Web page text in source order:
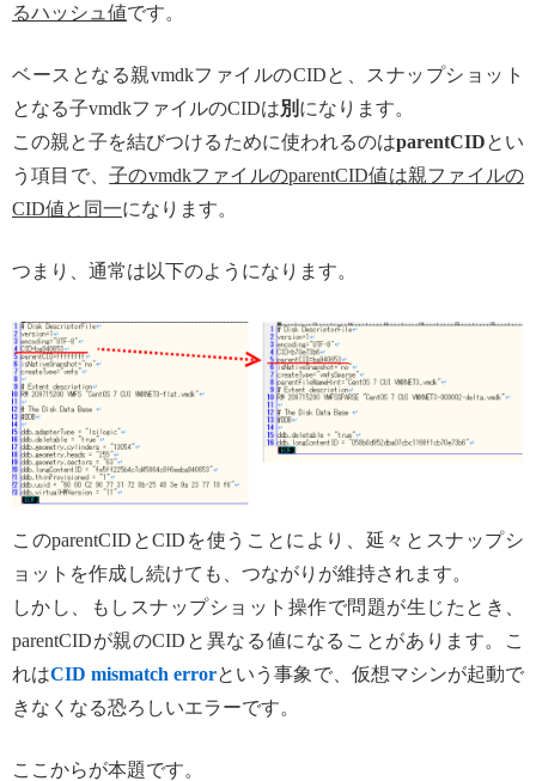
るハッシュ値です。
ベースとなる親vmdkファイルのCIDと、スナップショット
となる子vmdkファイルのCIDは別 になります。
この親と子を結びつけるために使われるのはparentCIDとい
う項目で、子のvmdkファイルのparentCID値は親ファイルの
CID値と同一になります。
つまり、通常は以下のようになります。
このparentCIDとCIDを使うことにより、延々とスナップシ
ョットを作成し続けても、つながりが維持されます。
しかし、もしスナップショット操作で問題が生じたとき、
parentCIDが親のCIDと異なる値になることがあります。こ
れはCID mismatch errorという事象で、仮想マシンが起動で
きなくなる恐ろしいエラーです。
ここからが本題です。